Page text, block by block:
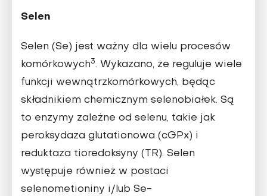
Selen
Selen (Se) jest ważny dla wielu procesów
komórkowych3. Wykazano, że reguluje wiele
funkcji wewnątrzkomórkowych, będąc
składnikiem chemicznym selenobiałek. Są
to enzymy zależne od selenu, takie jak
peroksydaza glutationowa (cGPx) i
reduktaza tioredoksyny (TR). Selen
występuje również w postaci
selenometioniny i/lub Se-